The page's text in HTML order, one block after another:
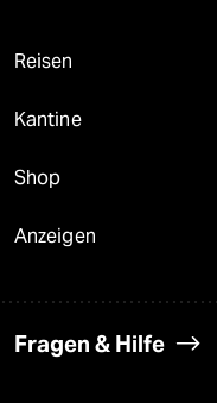
Reisen
Kantine
Shop
Anzeigen
Fragen & Hilfe